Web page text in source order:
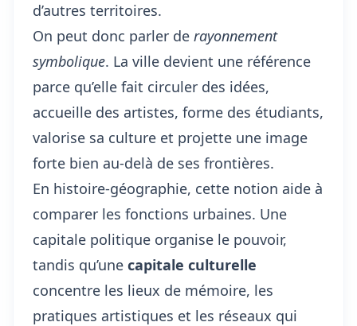
d’autres territoires.
On peut donc parler de rayonnement
symbolique. La ville devient une référence
parce qu’elle fait circuler des idées,
accueille des artistes, forme des étudiants,
valorise sa culture et projette une image
forte bien au-delà de ses frontières.
En histoire-géographie, cette notion aide à
comparer les fonctions urbaines. Une
capitale politique organise le pouvoir,
tandis qu’une capitale culturelle
concentre les lieux de mémoire, les
pratiques artistiques et les réseaux qui